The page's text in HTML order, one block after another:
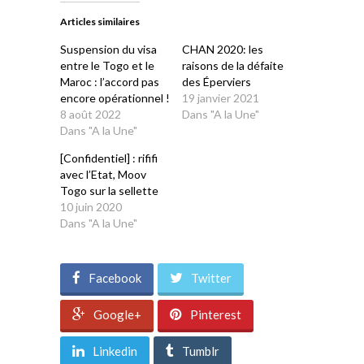
dans
nouvelle
dans
nouvelle
Articles similaires
Suspension du visa
entre le Togo et le
Maroc : l’accord pas
encore opérationnel !
8 août 2022
Dans "A la Une"
CHAN 2020: les
raisons de la défaite
des Éperviers
19 janvier 2021
Dans "A la Une"
[Confidentiel] : rififi
avec l’Etat, Moov
Togo sur la sellette
10 juin 2020
Dans "A la Une"
Facebook Twitter
Google+ Pinterest
Linkedin Tumblr